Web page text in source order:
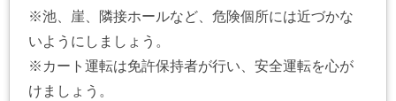
※池、崖、隣接ホールなど、危険個所には近づかな
いようにしましょう。
※カート運転は免許保持者が行い、安全運転を心が
けましょう。